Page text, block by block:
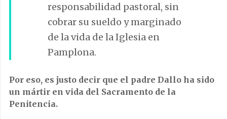
responsabilidad pastoral, sin
cobrar su sueldo y marginado
de la vida de la Iglesia en
Pamplona.
Por eso, es justo decir que el padre Dallo ha sido
un mártir en vida del Sacramento de la
Penitencia.